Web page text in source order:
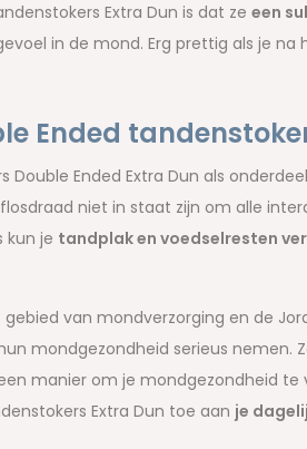
Extra Dun is dat ze een
in de mond. Erg prettig als je
Ended
Double Ended Extra Dun als
niet in staat zijn om alle
kun je tandplak en voedselresten
van mondverzorging en de
mondgezondheid serieus nemen.
manier om je mondgezondheid
Extra Dun toe aan je